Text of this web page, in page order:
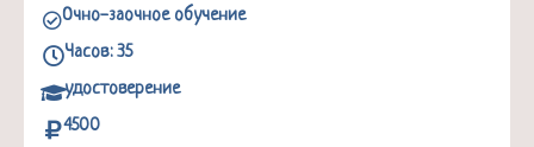
Очно-заочное обучение
Часов: 35
удостоверение
4500